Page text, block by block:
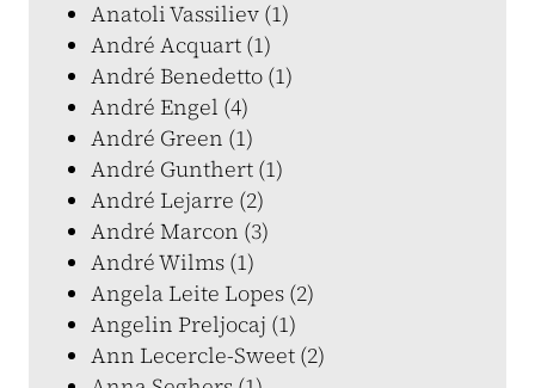
Anatoli Vassiliev (1)
André Acquart (1)
André Benedetto (1)
André Engel (4)
André Green (1)
André Gunthert (1)
André Lejarre (2)
André Marcon (3)
André Wilms (1)
Angela Leite Lopes (2)
Angelin Preljocaj (1)
Ann Lecercle-Sweet (2)